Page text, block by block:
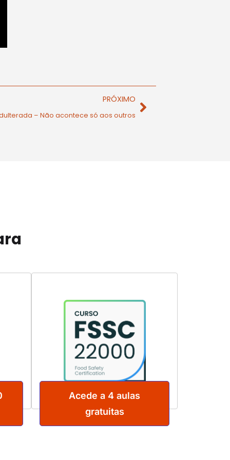
PRÓXIMO
– Não acontece só aos outros
Acede a 4 aulas
gratuitas